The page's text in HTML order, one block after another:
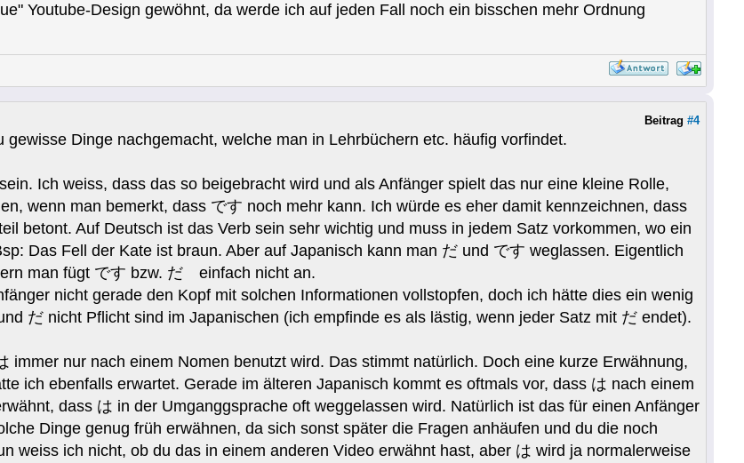
Youtube-Design gewöhnt, da werde ich auf jeden Fall noch ein bisschen mehr Ordnung
Beitrag #4
gewisse Dinge nachgemacht, welche man in Lehrbüchern etc. häufig vorfindet.
Ich weiss, dass das so beigebracht wird und als Anfänger spielt das nur eine kleine Rolle,
wenn man bemerkt, dass です noch mehr kann. Ich würde es eher damit kennzeichnen, dass
betont. Auf Deutsch ist das Verb sein sehr wichtig und muss in jedem Satz vorkommen, wo ein
Das Fell der Kate ist braun. Aber auf Japanisch kann man だ und です weglassen. Eigentlich
man fügt です bzw. だ einfach nicht an.
nicht gerade den Kopf mit solchen Informationen vollstopfen, doch ich hätte dies ein wenig
だ nicht Pflicht sind im Japanischen (ich empfinde es als lästig, wenn jeder Satz mit だ endet).
immer nur nach einem Nomen benutzt wird. Das stimmt natürlich. Doch eine kurze Erwähnung,
ich ebenfalls erwartet. Gerade im älteren Japanisch kommt es oftmals vor, dass は nach einem
dass は in der Umganggsprache oft weggelassen wird. Natürlich ist das für einen Anfänger
Dinge genug früh erwähnen, da sich sonst später die Fragen anhäufen und du die noch
weiss ich nicht, ob du das in einem anderen Video erwähnt hast, aber は wird ja normalerweise